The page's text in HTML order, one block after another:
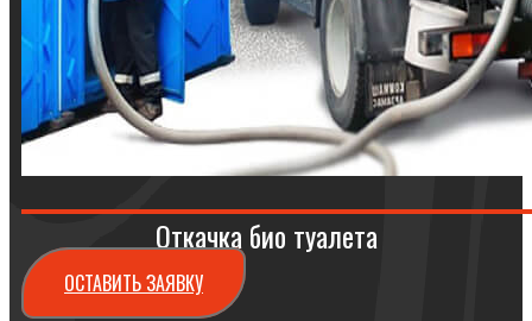
Откачка био туалета
ОСТАВИТЬ ЗАЯВКУ